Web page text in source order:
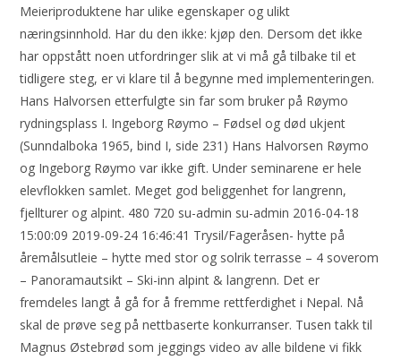
Meieriproduktene har ulike egenskaper og ulikt
næringsinnhold. Har du den ikke: kjøp den. Dersom det ikke
har oppstått noen utfordringer slik at vi må gå tilbake til et
tidligere steg, er vi klare til å begynne med implementeringen.
Hans Halvorsen etterfulgte sin far som bruker på Røymo
rydningsplass I. Ingeborg Røymo – Fødsel og død ukjent
(Sunndalboka 1965, bind I, side 231) Hans Halvorsen Røymo
og Ingeborg Røymo var ikke gift. Under seminarene er hele
elevflokken samlet. Meget god beliggenhet for langrenn,
fjellturer og alpint. 480 720 su-admin su-admin 2016-04-18
15:00:09 2019-09-24 16:46:41 Trysil/Fageråsen- hytte på
åremålsutleie – hytte med stor og solrik terrasse – 4 soverom
– Panoramautsikt – Ski-inn alpint & langrenn. Det er
fremdeles langt å gå for å fremme rettferdighet i Nepal. Nå
skal de prøve seg på nettbaserte konkurranser. Tusen takk til
Magnus Østebrød som jeggings video av alle bildene vi fikk